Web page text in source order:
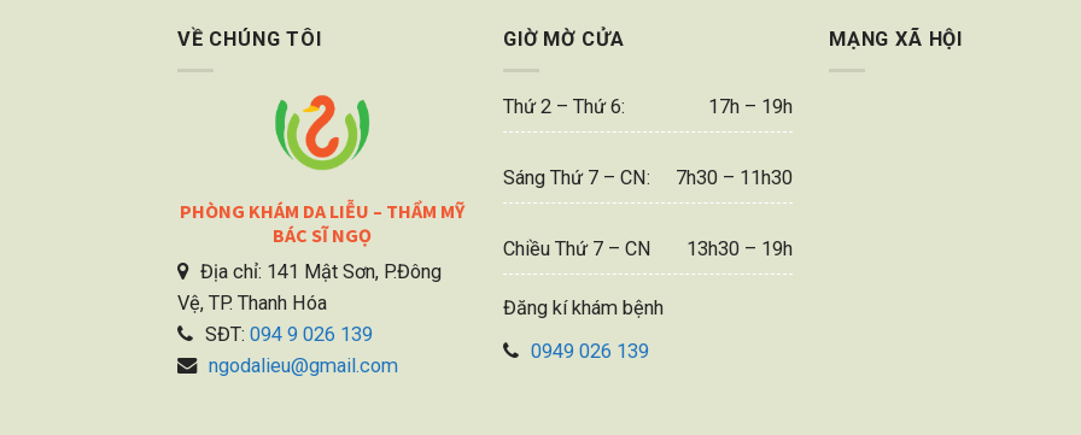
VỀ CHÚNG TÔI
PHÒNG KHÁM DA LIỄU – THẨM MỸ
BÁC SĨ NGỌ
Địa chỉ: 141 Mật Sơn, P.Đông
Vệ, TP. Thanh Hóa
SĐT: 094 9 026 139
ngodalieu@gmail.com
GIỜ MỜ CỬA
Thứ 2 – Thứ 6: 17h – 19h
Sáng Thứ 7 – CN: 7h30 – 11h30
Chiều Thứ 7 – CN 13h30 – 19h
Đăng kí khám bệnh
0949 026 139
MẠNG XÃ HỘI